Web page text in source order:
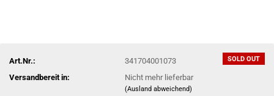
SOLD OUT
Art.Nr.:
341704001073
Versandbereit in:
Nicht mehr lieferbar
(Ausland abweichend)